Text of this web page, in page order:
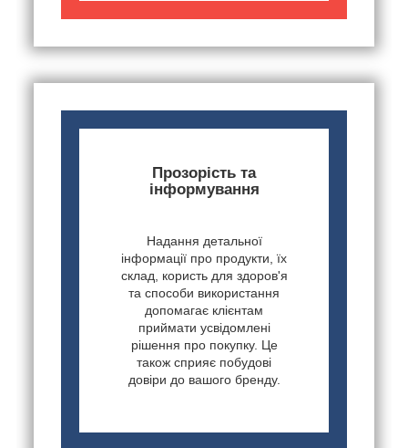
Прозорість та
інформування
Надання детальної
інформації про продукти, їх
склад, користь для здоров'я
та способи використання
допомагає клієнтам
приймати усвідомлені
рішення про покупку. Це
також сприяє побудові
довіри до вашого бренду.